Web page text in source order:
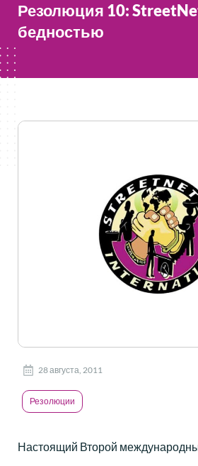
Резолюция 10:
бедностью
28 августа, 2011
Резолюции
Настоящий Второй